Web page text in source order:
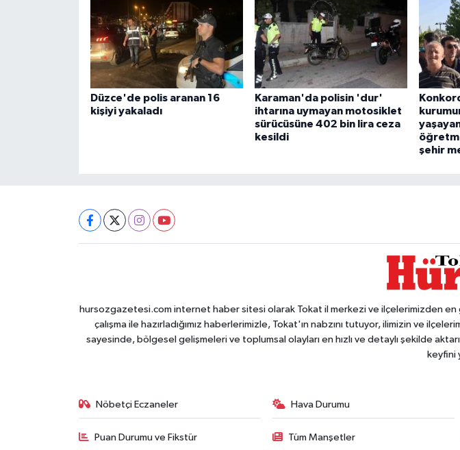
Düzce'de polis aranan 16
kişiyi yakaladı
Karaman'da polisin 'dur'
ihtarına uymayan motosiklet
sürücüsüne 402 bin lira ceza
kesildi
şehir
hursozgazetesi.com internet haber sitesi olarak Tokat il merkezi ve ilçelerimizden
çalışma ile hazırladığımız haberlerimizle, Tokat'ın nabzını tutuyor, ilimizin ve
sayesinde, bölgesel gelişmeleri ve toplumsal olayları en hızlı ve detaylı şekilde
keyfini
Nöbetçi Eczaneler Hava Durumu
Puan Durumu ve Fikstür Tüm Manşetler